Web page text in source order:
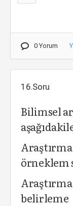
0 Yorum
16.Soru
Bilimsel
örneklem
belirleme